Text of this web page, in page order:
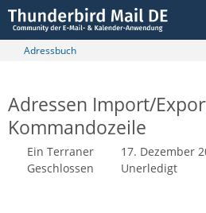
Adressbuch
Adressen Import/
Kommandozeile
Ein Terraner
17. Dezember
Geschlossen
Unerledigt